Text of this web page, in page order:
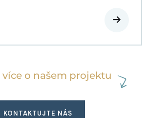
o našem projektu
KONTAKTUJTE NÁS